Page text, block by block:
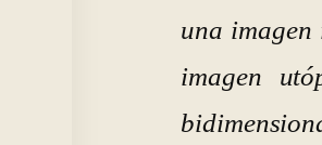
una
imagen